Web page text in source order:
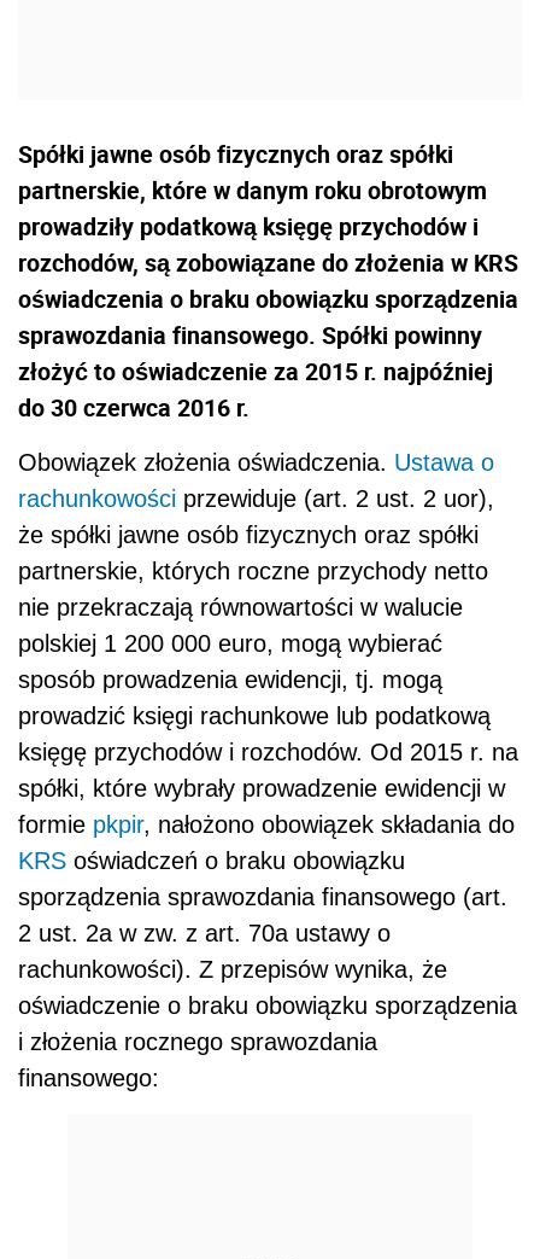
Spółki jawne osób fizycznych oraz spółki
partnerskie, które w danym roku obrotowym
prowadziły podatkową księgę przychodów i
rozchodów, są zobowiązane do złożenia w KRS
oświadczenia o braku obowiązku sporządzenia
sprawozdania finansowego. Spółki powinny
złożyć to oświadczenie za 2015 r. najpóźniej
do 30 czerwca 2016 r.
Obowiązek złożenia oświadczenia. Ustawa o
rachunkowości przewiduje (art. 2 ust. 2 uor),
że spółki jawne osób fizycznych oraz spółki
partnerskie, których roczne przychody netto
nie przekraczają równowartości w walucie
polskiej 1 200 000 euro, mogą wybierać
sposób prowadzenia ewidencji, tj. mogą
prowadzić księgi rachunkowe lub podatkową
księgę przychodów i rozchodów. Od 2015 r. na
spółki, które wybrały prowadzenie ewidencji w
formie pkpir, nałożono obowiązek składania do
KRS oświadczeń o braku obowiązku
sporządzenia sprawozdania finansowego (art.
2 ust. 2a w zw. z art. 70a ustawy o
rachunkowości). Z przepisów wynika, że
oświadczenie o braku obowiązku sporządzenia
i złożenia rocznego sprawozdania
finansowego: